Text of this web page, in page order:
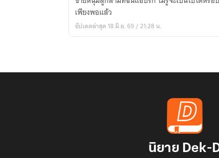
เริ่ม
นำทาง
เพียงพอแล้ว
อัปเดตล่าสุด 18 มิ.ย. 69 / 21:28 น.
นิยาย Dek-